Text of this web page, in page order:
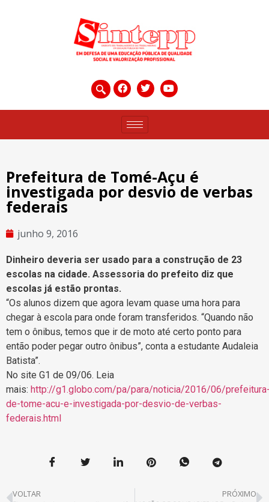
Prefeitura de Tomé-Açu é
investigada por desvio de verbas
federais
junho 9, 2016
Dinheiro deveria ser usado para a construção de 23
escolas na cidade. Assessoria do prefeito diz que
escolas já estão prontas.
“Os alunos dizem que agora levam quase uma hora para
chegar à escola para onde foram transferidos. “Quando não
tem o ônibus, temos que ir de moto até certo ponto para
então poder pegar outro ônibus”, conta a estudante Audaleia
Batista”.
No site G1 de 09/06. Leia
mais: http://g1.globo.com/pa/para/noticia/2016/06/
de-tome-acu-e-investigada-por-desvio-de-verbas-
federais.html
VOLTAR PRÓXIMO